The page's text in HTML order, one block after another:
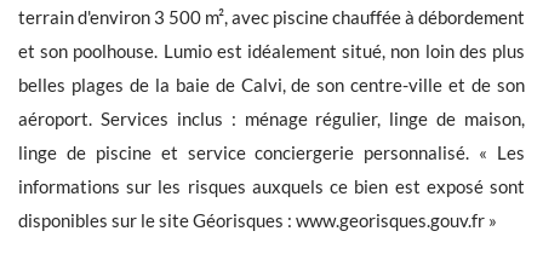
terrain d'environ 3 500 m², avec piscine chauffée à débordement
et son poolhouse. Lumio est idéalement situé, non loin des plus
belles plages de la baie de Calvi, de son centre-ville et de son
aéroport. Services inclus : ménage régulier, linge de maison,
linge de piscine et service conciergerie personnalisé. « Les
informations sur les risques auxquels ce bien est exposé sont
disponibles sur le site Géorisques : www.georisques.gouv.fr »
Les informations recueillies sont nécessaires au traitement de
votre demande par BARNES. Vous pouvez consulter notre Charte
de protection des données en cliquant surce lien. À tout
moment, vous disposez d’un droit d’accès, de modification et de
suppression de vos données.